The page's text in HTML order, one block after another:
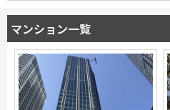
マンション一覧
より詳細な絞り込み
建物施設やお部屋の設備、方位、
できます
設定あり